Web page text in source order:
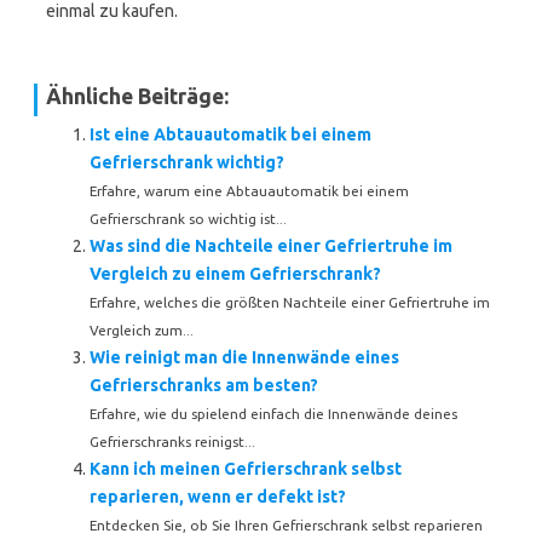
einmal zu kaufen.
Ähnliche Beiträge:
Ist eine Abtauautomatik bei einem
Gefrierschrank wichtig?
Erfahre, warum eine Abtauautomatik bei einem
Gefrierschrank so wichtig ist...
Was sind die Nachteile einer Gefriertruhe im
Vergleich zu einem Gefrierschrank?
Erfahre, welches die größten Nachteile einer Gefriertruhe im
Vergleich zum...
Wie reinigt man die Innenwände eines
Gefrierschranks am besten?
Erfahre, wie du spielend einfach die Innenwände deines
Gefrierschranks reinigst...
Kann ich meinen Gefrierschrank selbst
reparieren, wenn er defekt ist?
Entdecken Sie, ob Sie Ihren Gefrierschrank selbst reparieren